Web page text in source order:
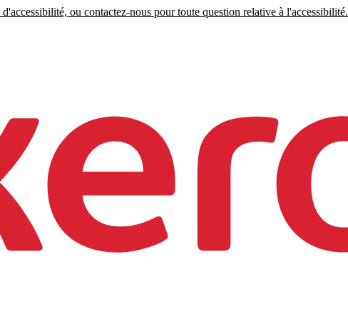
ou contactez-nous pour toute question relative à l'accessibilité.